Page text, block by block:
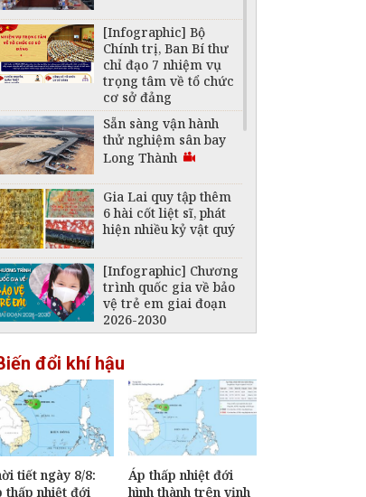
[Infographic] Bộ
Chính trị, Ban Bí thư
chỉ đạo 7 nhiệm vụ
trọng tâm về tổ chức
cơ sở đảng
Sẵn sàng vận hành
thử nghiệm sân bay
Long Thành
Gia Lai quy tập thêm
6 hài cốt liệt sĩ, phát
hiện nhiều kỷ vật quý
[Infographic] Chương
trình quốc gia về bảo
vệ trẻ em giai đoạn
2026-2030
đặc thù bảo đảm tiến
độ các dự án phục vụ
APEC 2027
An Giang dự hội nghị
ngoại giao, thúc đẩy
tư duy "kiến tạo" phục
vụ phát triển
đổi khí hậu
tiết ngày 8/8:
thấp nhiệt đới
Áp thấp nhiệt đới
hình thành trên vịnh